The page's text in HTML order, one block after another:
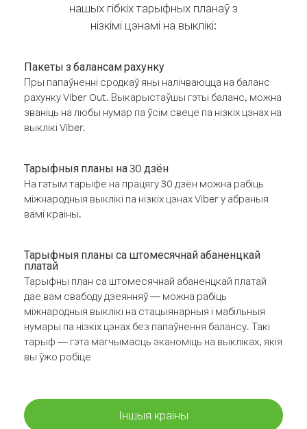
нашых гібкіх тарыфных планаў з
нізкімі цэнамі на выклікі:
Пакеты з балансам рахунку
Пры папаўненні сродкаў яны налічваюцца на баланс
рахунку Viber Out. Выкарыстаўшы гэты баланс, можна
званіць на любы нумар па ўсім свеце па нізкіх цэнах на
выклікі Viber.
Тарыфныя планы на 30 дзён
На гэтым тарыфе на працягу 30 дзён можна рабіць
міжнародныя выклікі па нізкіх цэнах Viber у абраныя
вамі краіны.
Тарыфныя планы са штомесячнай абаненцкай
платай
Тарыфны план са штомесячнай абаненцкай платай
дае вам свабоду дзеянняў — можна рабіць
міжнародныя выклікі на стацыянарныя і мабільныя
нумары па нізкіх цэнах без папаўнення балансу. Такі
тарыф — гэта магчымасць эканоміць на выкліках, якія
вы ўжо робіце
Іншыя краіны